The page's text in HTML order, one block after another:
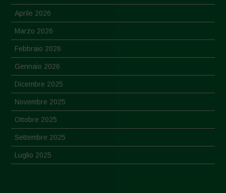
Aprile 2026
Marzo 2026
Febbraio 2026
Gennaio 2026
Dicembre 2025
Novembre 2025
Ottobre 2025
Settembre 2025
Luglio 2025